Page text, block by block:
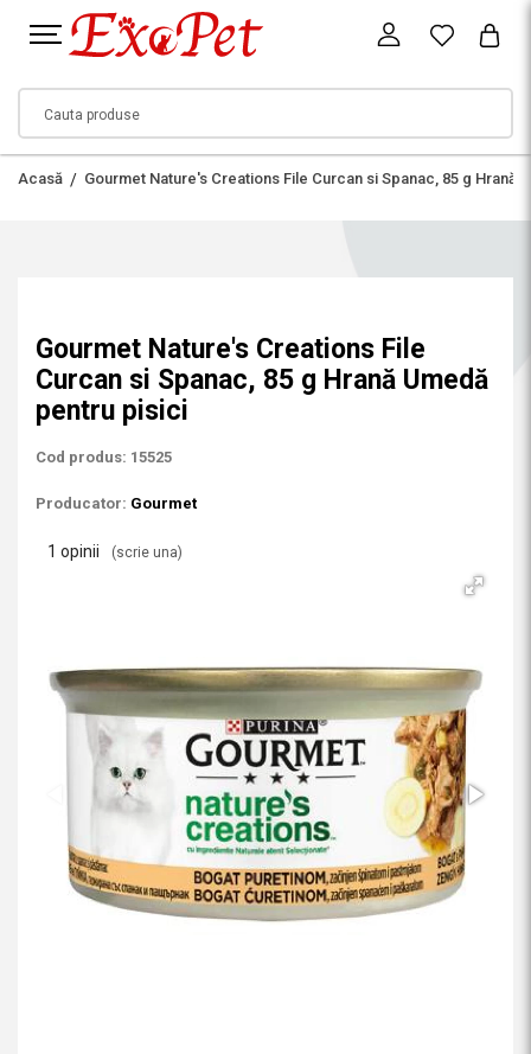
Acasă Gourmet Nature's Creations File Curcan si Spanac, 85 g Hrană
Gourmet Nature's Creations File
Curcan si Spanac, 85 g Hrană Umedă
pentru pisici
Cod produs: 15525
Producator: Gourmet
1 opinii (scrie una)